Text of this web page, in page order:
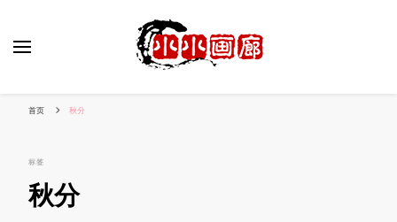
首页 秋分
标签
秋分